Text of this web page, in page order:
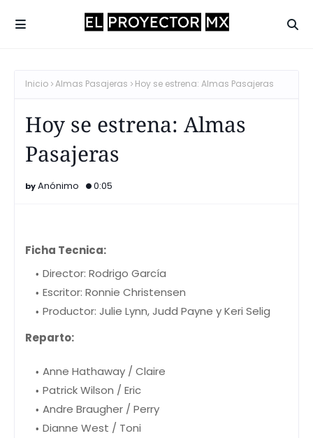
Inicio Almas Pasajeras Hoy se estrena: Almas Pasajeras
Hoy se estrena: Almas
Pasajeras
Anónimo 0:05
Ficha Tecnica:
Director: Rodrigo García
Escritor: Ronnie Christensen
Productor: Julie Lynn, Judd Payne y Keri Selig
Reparto:
Anne Hathaway / Claire
Patrick Wilson / Eric
Andre Braugher / Perry
Dianne West / Toni